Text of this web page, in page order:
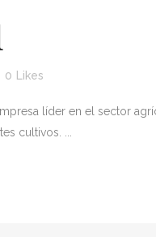
0 Likes
líder en el sector
cultivos. ...